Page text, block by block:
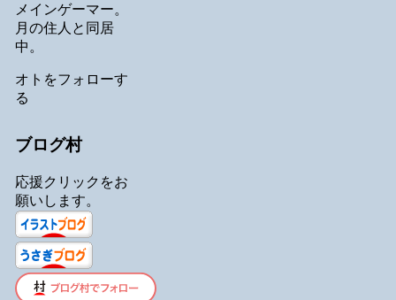
メインゲーマー。
月の住人と同居
中。
オトをフォローす
る
ブログ村
応援クリックをお
願いします。